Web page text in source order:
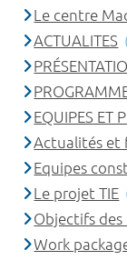
Le centre
ACTUALITES
EQUIPES ET
Actualités et
Equipes
Le projet TIE
Objectifs des
Work